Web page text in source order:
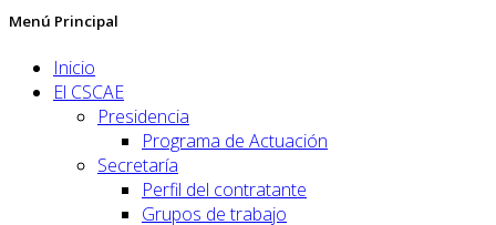
Menú Principal
Inicio
El CSCAE
Presidencia
Programa de Actuación
Secretaría
Perfil del contratante
Grupos de trabajo